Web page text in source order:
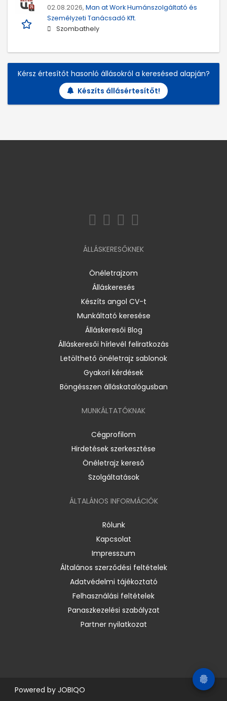
02.08.2026, Man at Work Humánszolgáltató és
Személyzeti Tanácsadó Kft.
Szombathely
Kérsz értesítőt hasonló állásokról a keresésed alapján?
Készíts állásértesítőt!
ÁLLÁSKERESŐKNEK
Önéletrajzom
Álláskeresés
Készíts angol CV-t
Munkáltató keresése
Álláskeresői Blog
Álláskeresői hírlevél feliratkozás
Letölthető önéletrajz sablonok
Gyakori kérdések
Böngésszen álláskatalógusban
MUNKÁLTATÓKNAK
Cégprofilom
Hirdetések szerkesztése
Önéletrajz kereső
Szolgáltatások
ÁLTALÁNOS INFORMÁCIÓK
Rólunk
Kapcsolat
Impresszum
Általános szerződési feltételek
Adatvédelmi tájékoztató
Felhasználási feltételek
Panaszkezelési szabályzat
Partner nyilatkozat
Powered by JOBIQO